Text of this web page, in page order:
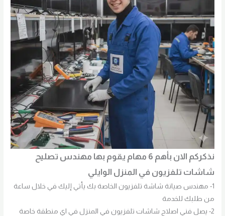
نذكركم الان بأهم 6 مهام يقوم بها مهندس تصليح
شاشات تلفزيون في المنزل الوايلي
1- مهندس صيانة شاشة تلفزيون الخاصة بك يأتي إليك في خلال ساعة
من طلبك للخدمة
2- يصل فني اصلاح شاشات تلفزيون في المنزل في اي منطقة خاصة